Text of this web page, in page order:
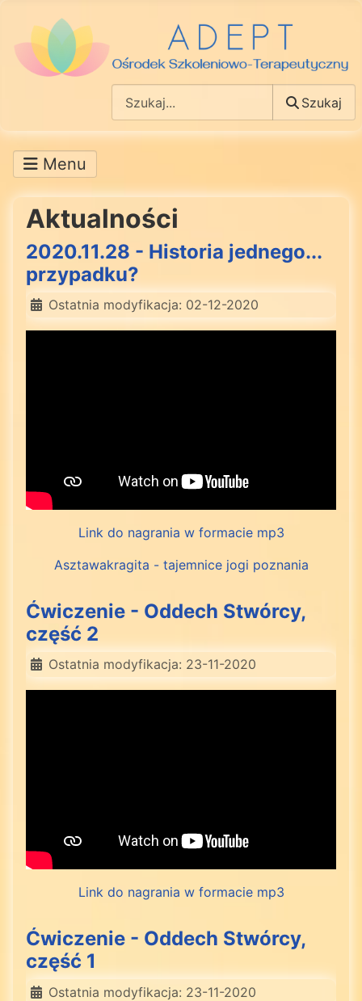
Szukaj
Aktualności
2020.11.28 - Historia jednego...
przypadku?
Ostatnia modyfikacja: 02-12-2020
Link do nagrania w formacie mp3
Asztawakragita - tajemnice jogi poznania
Ćwiczenie - Oddech Stwórcy,
część 2
Ostatnia modyfikacja: 23-11-2020
Link do nagrania w formacie mp3
Ćwiczenie - Oddech Stwórcy,
część 1
Ostatnia modyfikacja: 23-11-2020